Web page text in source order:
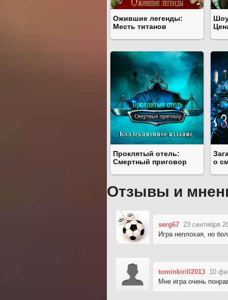
Ожившие легенды:
Месть титанов
Проклятый отель:
Смертный приговор
о
Отзывы и
serg67 23 сентября
Игра неплохая, но
tominkirill2013 10
Мне игра очень